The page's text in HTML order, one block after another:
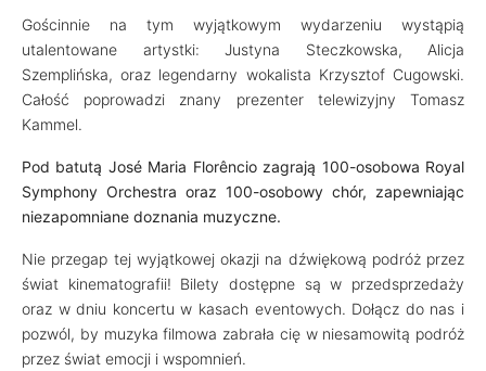
Gościnnie na tym wyjątkowym wydarzeniu wystąpią
utalentowane artystki: Justyna Steczkowska, Alicja
Szemplińska, oraz legendarny wokalista Krzysztof Cugowski.
Całość poprowadzi znany prezenter telewizyjny Tomasz
Kammel.
Pod batutą José Maria Florêncio zagrają 100-osobowa Royal
Symphony Orchestra oraz 100-osobowy chór, zapewniając
niezapomniane doznania muzyczne.
Nie przegap tej wyjątkowej okazji na dźwiękową podróż przez
świat kinematografii! Bilety dostępne są w przedsprzedaży
oraz w dniu koncertu w kasach eventowych. Dołącz do nas i
pozwól, by muzyka filmowa zabrała cię w niesamowitą podróż
przez świat emocji i wspomnień.